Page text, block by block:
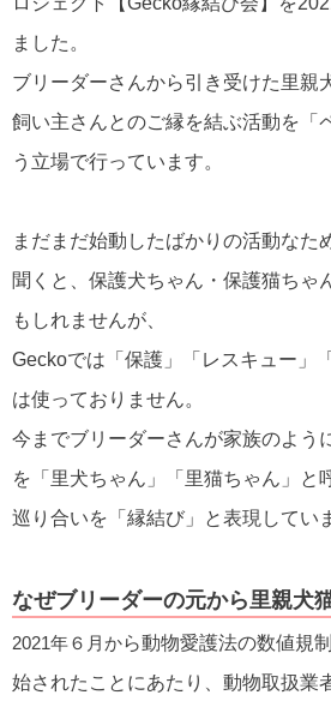
ました。
ブリーダーさんから引き受けた里親
飼い主さんとのご縁を結ぶ活動を「
う立場で行っています。
まだまだ始動したばかりの活動なた
聞くと、保護犬ちゃん・保護猫ちゃ
もしれませんが、
Geckoでは「保護」「レスキュー」
は使っておりません。
今までブリーダーさんが家族のよう
を「里犬ちゃん」「里猫ちゃん」と
巡り合いを「縁結び」と表現してい
なぜブリーダーの元から里親犬
2021年６月から動物愛護法の数値規
始されたことにあたり、動物取扱業